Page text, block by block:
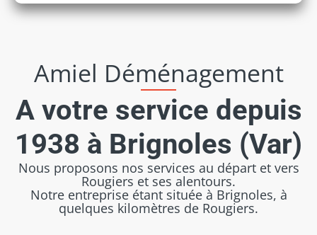
Amiel Déménagement
A votre service depuis
1938 à Brignoles (Var)
Nous proposons nos services au départ et vers
Rougiers et ses alentours.
Notre entreprise étant située à Brignoles, à
quelques kilomètres de Rougiers.